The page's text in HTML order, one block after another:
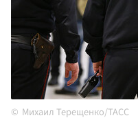
Михаил Терещенко/ТАСС